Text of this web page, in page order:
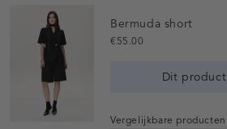
Bermuda short
€55.00
Dit
Vergelijkbare producten